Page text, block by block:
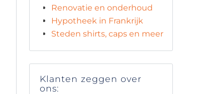
Renovatie en onderhoud
Hypotheek in Frankrijk
Steden shirts, caps en meer
Klanten zeggen over
ons: